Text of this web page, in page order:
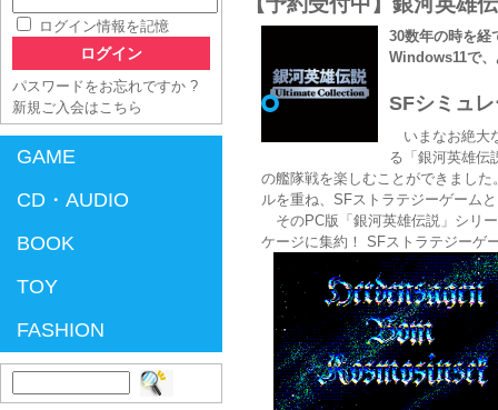
AC-MALL
30数年の時を経
Windows11で
SFシミュ
いまなお絶大
る「銀河英雄伝
の艦隊戦を楽しむことができまし
ルを重ね、SFストラテジーゲーム
そのPC版「銀河英雄伝説」シリ
ケージに集約！ SFストラテジーゲ
ログイン情報を記憶
パスワードをお忘れですか ?
新規ご入会はこちら
GAME
CD・AUDIO
BOOK
TOY
FASHION
索: